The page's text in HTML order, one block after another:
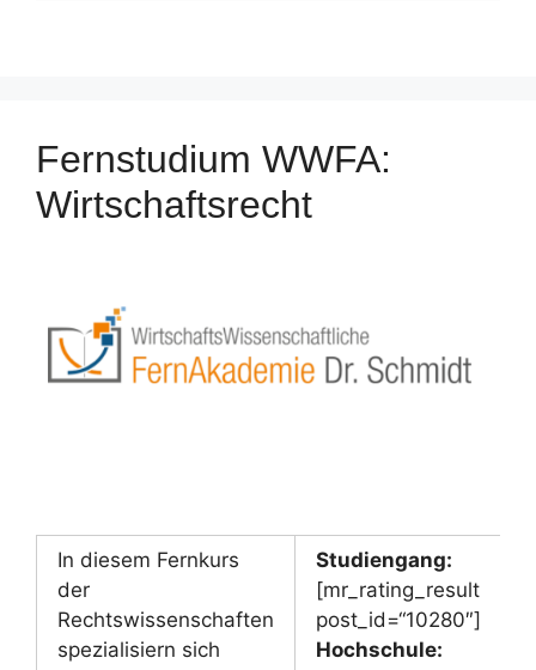
Fernstudium WWFA:
Wirtschaftsrecht
In diesem Fernkurs
der
Rechtswissenschaften
spezialisiern sich
Studiengang:
[mr_rating_result
post_id=“10280″]
Hochschule: